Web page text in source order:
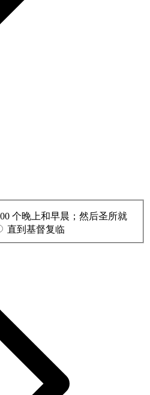
个晚上和早晨；然后圣所就
直到基督复临